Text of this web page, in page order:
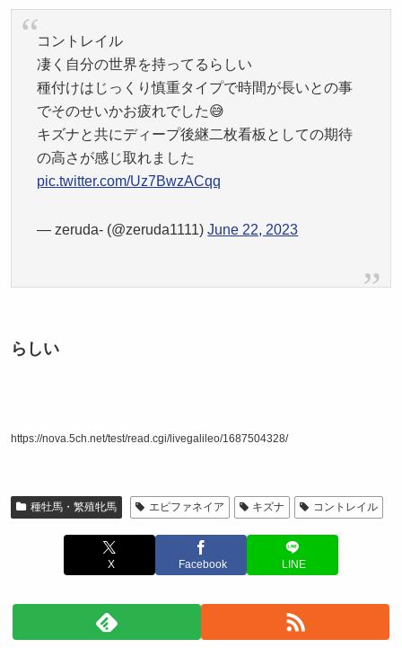
コントレイル
凄く自分の世界を持ってるらしい
種付けはじっくり慎重タイプで時間が長いとの事
でそのせいかお疲れでした😅
キズナと共にディープ後継二枚看板としての期待
の高さが感じ取れました
pic.twitter.com/Uz7BwzACqq
— zeruda- (@zeruda1111)June 22, 2023
らしい
https://nova.5ch.net/test/read.cgi/livegalileo/1687504328/
種牡馬・繁殖牝馬 エピファネイア キズナ コントレイル
X Facebook LINE